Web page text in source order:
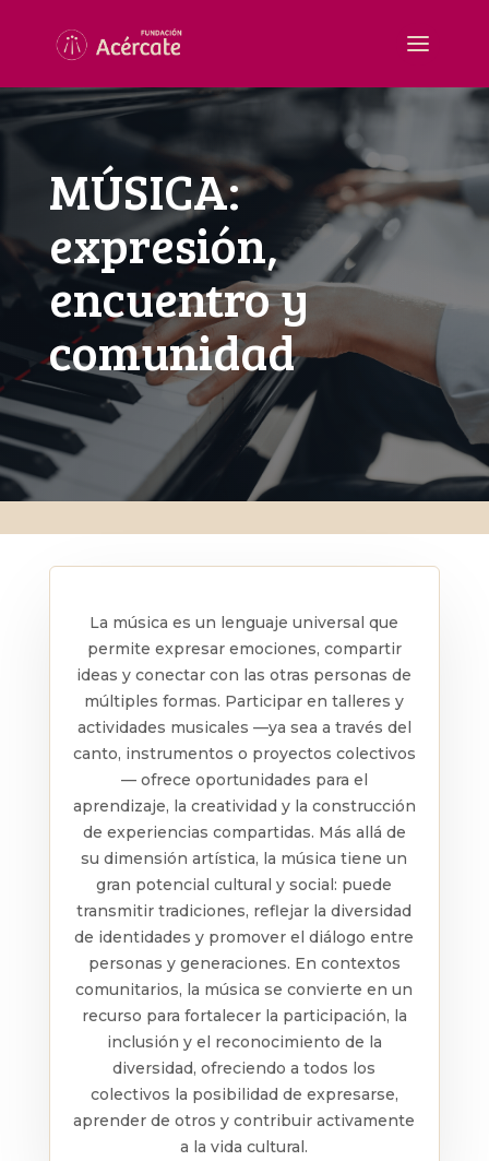
MÚSICA:
expresión,
encuentro y
comunidad
La música es un lenguaje universal que
permite expresar emociones, compartir
ideas y conectar con las otras personas de
múltiples formas. Participar en talleres y
actividades musicales —ya sea a través del
canto, instrumentos o proyectos colectivos
— ofrece oportunidades para el
aprendizaje, la creatividad y la construcción
de experiencias compartidas. Más allá de
su dimensión artística, la música tiene un
gran potencial cultural y social: puede
transmitir tradiciones, reflejar la diversidad
de identidades y promover el diálogo entre
personas y generaciones. En contextos
comunitarios, la música se convierte en un
recurso para fortalecer la participación, la
inclusión y el reconocimiento de la
diversidad, ofreciendo a todos los
colectivos la posibilidad de expresarse,
aprender de otros y contribuir activamente
a la vida cultural.